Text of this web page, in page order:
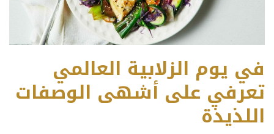
في يوم الزلابية العالمي
تعرفي على أشهى الوصفات
اللذيذة